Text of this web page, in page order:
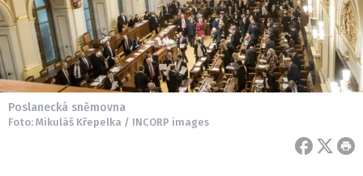
Poslanecká sněmovna
Foto: Mikuláš Křepelka / INCORP images